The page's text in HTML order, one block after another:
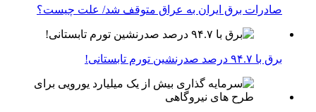
صادرات برق ایران به عراق متوقف شد/ علت چیست؟
برق با ۹۴.۷ درصد صدرنشین تورم تابستانی!